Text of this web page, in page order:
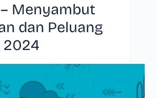
Menyambut
dan Peluang
2024